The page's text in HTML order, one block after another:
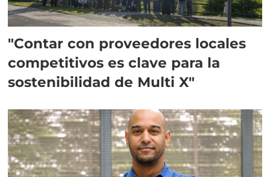
"Contar con proveedores locales
competitivos es clave para la
sostenibilidad de Multi X"